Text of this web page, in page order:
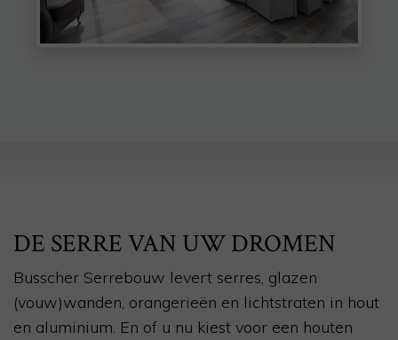
DE SERRE VAN UW DROMEN
Busscher Serrebouw levert serres, glazen
(vouw)wanden, orangerieën en lichtstraten in hout
en aluminium. En of u nu kiest voor een houten